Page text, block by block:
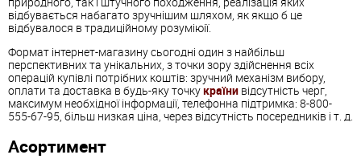
відбувається набагато зручнішим шляхом, як якщо б це
відбувалося в традиційному розуміюії.
Формат інтернет-магазину сьогодні один з найбільш
перспективних та унікальних, з точки зору здійснення всіх
операцій купівлі потрібних коштів: зручний механізм вибору,
оплати та доставка в будь-яку точкукраїни відсутність черг,
максимум необхідної інформації, телефонна підтримка: 8-800-
555-67-95, більш низкая ціна, через відсутність посередників і т. д.
Асортимент